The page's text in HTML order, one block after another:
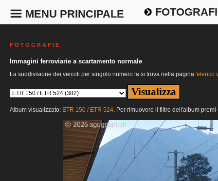
MENU PRINCIPALE
F O T O G R A F I E
Immagini ferroviarie a scartamento normale
La suddivisione dei veicoli per singolo numero la si trova nella pagina 'elenco
Album visualizzato: ETR 150 / ETR 524. Per rimuovere il filtro dell'album premi